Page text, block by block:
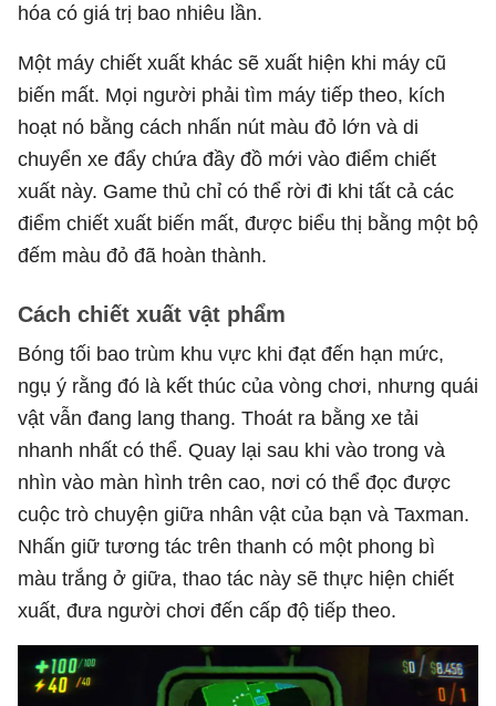
hóa có giá trị bao nhiêu lần.
Một máy chiết xuất khác sẽ xuất hiện khi máy cũ
biến mất. Mọi người phải tìm máy tiếp theo, kích
hoạt nó bằng cách nhấn nút màu đỏ lớn và di
chuyển xe đẩy chứa đầy đồ mới vào điểm chiết
xuất này. Game thủ chỉ có thể rời đi khi tất cả các
điểm chiết xuất biến mất, được biểu thị bằng một bộ
đếm màu đỏ đã hoàn thành.
Cách chiết xuất vật phẩm
Bóng tối bao trùm khu vực khi đạt đến hạn mức,
ngụ ý rằng đó là kết thúc của vòng chơi, nhưng quái
vật vẫn đang lang thang. Thoát ra bằng xe tải
nhanh nhất có thể. Quay lại sau khi vào trong và
nhìn vào màn hình trên cao, nơi có thể đọc được
cuộc trò chuyện giữa nhân vật của bạn và Taxman.
Nhấn giữ tương tác trên thanh có một phong bì
màu trắng ở giữa, thao tác này sẽ thực hiện chiết
xuất, đưa người chơi đến cấp độ tiếp theo.